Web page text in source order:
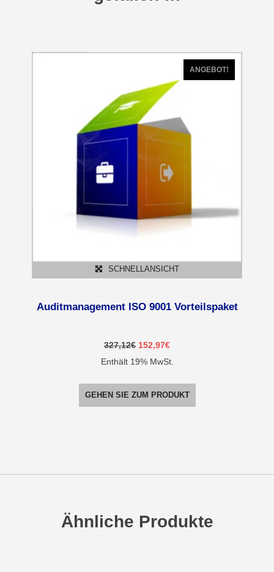
ANGEBOT!
SCHNELLANSICHT
Auditmanagement ISO 9001 Vorteilspaket
327,12€ Ursprünglicher
war:
152,97€Aktueller
ist:
Enthält 19% MwSt.
GEHEN SIE ZUM PRODUKT
Ähnliche Produkte